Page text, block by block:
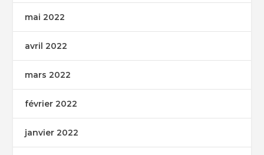
mai 2022
avril 2022
mars 2022
février 2022
janvier 2022